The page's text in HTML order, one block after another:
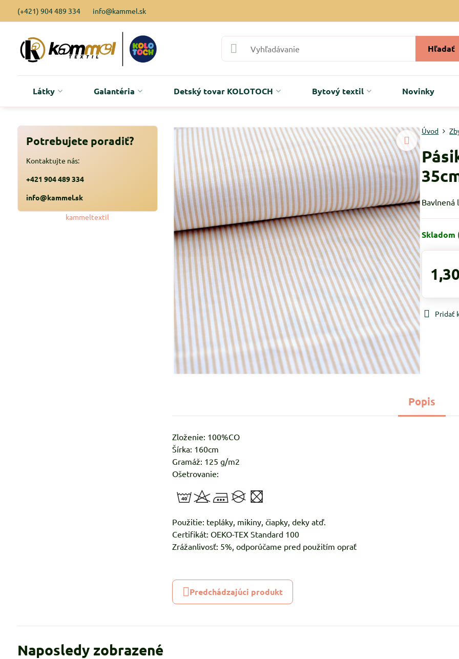
(+421) 904 489 334 info@kammel.sk
Hľadať
Látky Galantéria Detský tovar KOLOTOCH Bytový textil Novinky
Úvod
Bavlnená
Skladom
Pridať
Popis
Zloženie: 100%CO
Šírka: 160cm
Gramáž: 125 g/m2
Ošetrovanie:
Použitie: tepláky, mikiny, čiapky, deky atď.
Certifikát: OEKO-TEX Standard 100
Zrážanlivosť: 5%, odporúčame pred použitím oprať
Predchádzajúci produkt
Potrebujete poradiť?
Kontaktujte nás:
+421 904 489 334
info@kammel.sk
kammeltextil
Naposledy zobrazené